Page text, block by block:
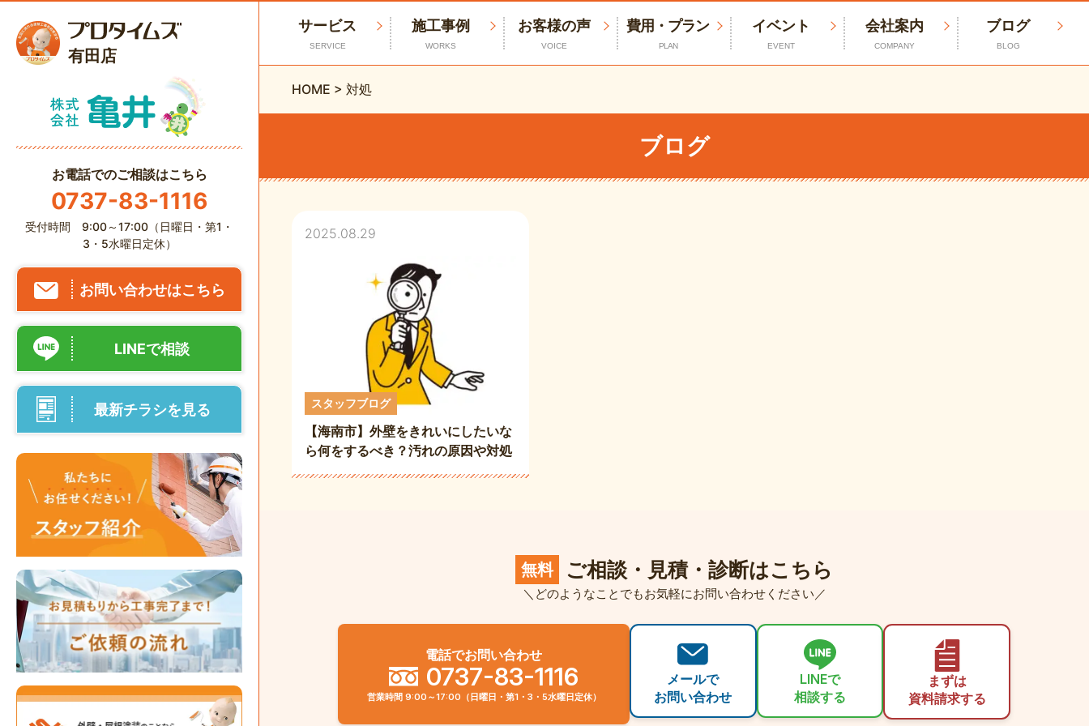
有田店
お電話でのご相談はこちら
0737-83-1116
受付時間 9:00～17:00（日曜日・第1・
3・5水曜日定休）
お問い合わせはこちら
LINEで相談
最新チラシを見る
サービス
SERVICE
施工事例
WORKS
お客様の声
VOICE
費用・プラン
PLAN
イベント
EVENT
会社案内
COMPANY
ブログ
BLOG
HOME > 対処
ブログ
2025.08.29
スタッフブログ
【海南市】外壁をきれいにしたいな
ら何をするべき？汚れの原因や対処
無料 ご相談・見積・診断はこちら
＼どのようなことでもお気軽にお問い合わせください／
電話でお問い合わせ
0737-83-1116
営業時間 9:00～17:00（日曜日・第1・3・5水曜日定休）
メールで
お問い合わせ
LINEで
相談する
まずは
資料請求する